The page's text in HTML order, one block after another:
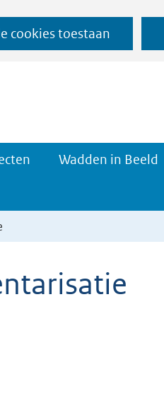
cookies toestaan
Ga
naar
Projecten
Uitklappen
Wadden in Beeld